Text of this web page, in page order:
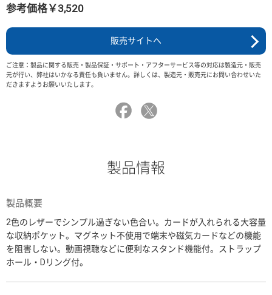
参考価格￥3,520
販売サイトへ
ご注意：製品に関する販売・製品保証・サポート・アフターサービス等の対応は製造元・販売
元が行い、弊社はいかなる責任も負いません。詳しくは、製造元・販売元にお問い合わせいた
だきますようお願いいたします。
製品情報
製品概要
2色のレザーでシンプル過ぎない色合い。カードが入れられる大容量
な収納ポケット。マグネット不使用で端末や磁気カードなどの機能
を阻害しない。動画視聴などに便利なスタンド機能付。ストラップ
ホール・Dリング付。